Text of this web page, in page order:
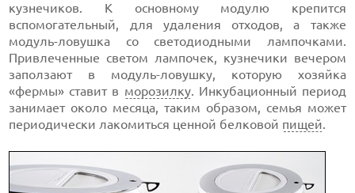
кузнечиков. К основному модулю крепится
вспомогательный, для удаления отходов, а также
модуль-ловушка со светодиодными лампочками.
Привлеченные светом лампочек, кузнечики вечером
заползают в модуль-ловушку, которую хозяйка
«фермы» ставит в морозилку. Инкубационный период
занимает около месяца, таким образом, семья может
периодически лакомиться ценной белковой пищей.